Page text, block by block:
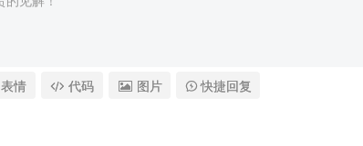
表情 代码 图片 快捷回复